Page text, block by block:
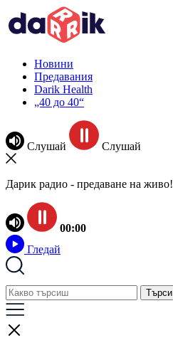
Новини
Предавания
Darik Health
„40 до 40“
Слушай Слушай
Дарик радио - предаване на живо!
00:00
Гледай